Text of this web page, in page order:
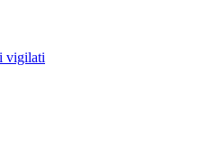
vigilati